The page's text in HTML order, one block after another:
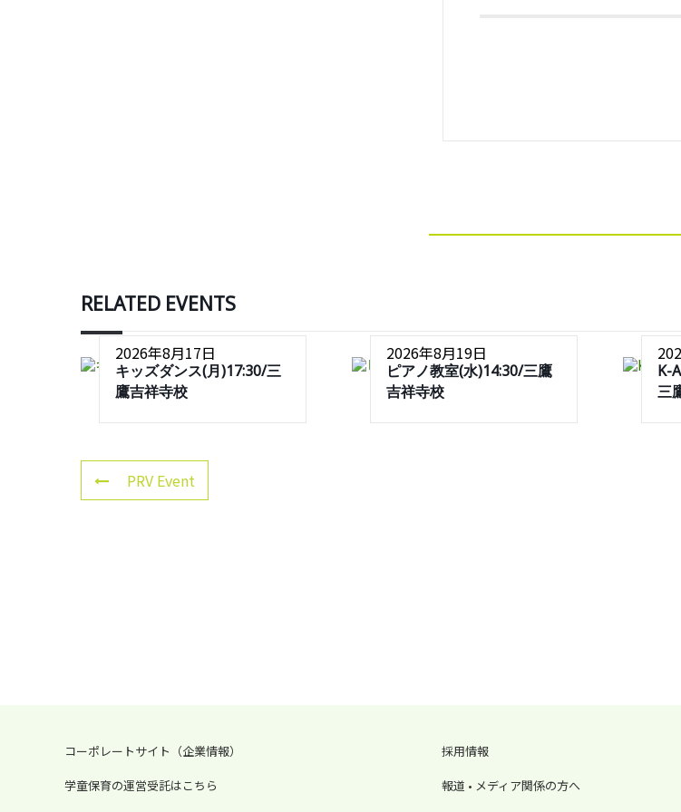
RELATED EVENTS
2026年8月17日
キッズダンス(月)17:30/三
鷹吉祥寺校
2026年8月19日
ピアノ教室(水)14:30/三鷹
吉祥寺校
K-
三
PRV Event
コーポレートサイト（企業情報）
学童保育の運営受託はこちら
採用情報
報道 • メディア関係の方へ